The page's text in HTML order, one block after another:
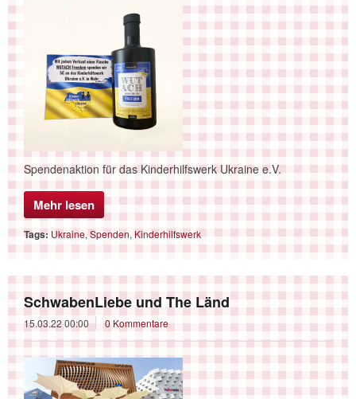
Spendenaktion für das Kinderhilfswerk Ukraine e.V.
Mehr lesen
Tags: Ukraine,Spenden, Kinderhilfswerk
SchwabenLiebe und The Länd
15.03.22 00:00 0 Kommentare